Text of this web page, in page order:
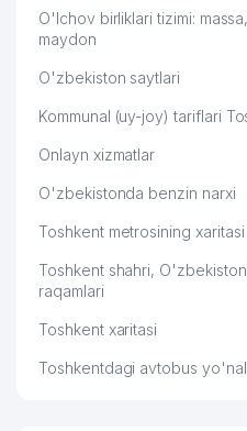
51 ALFA-STYLE MChJ
52
O'ZBEKISTON
TA'LIMI VAZIRLIGI
54
KORXONASI
FORTUNATE
MChJ
56
O'lchov birliklari tizimi:
maydon
O'zbekiston saytlari
Kommunal (uy-joy) tariflari
Onlayn xizmatlar
O'zbekistonda benzin narxi
Toshkent metrosining xaritasi
Toshkent shahri,
raqamlari
Toshkent xaritasi
Toshkentdagi avtobus